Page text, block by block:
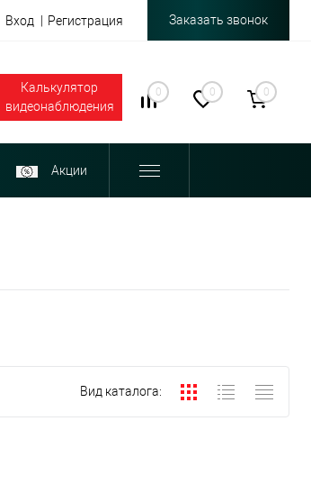
Вход Регистрация Заказать звонок
Калькулятор
видеонаблюдения
0 0 0
Акции
Вид каталога: